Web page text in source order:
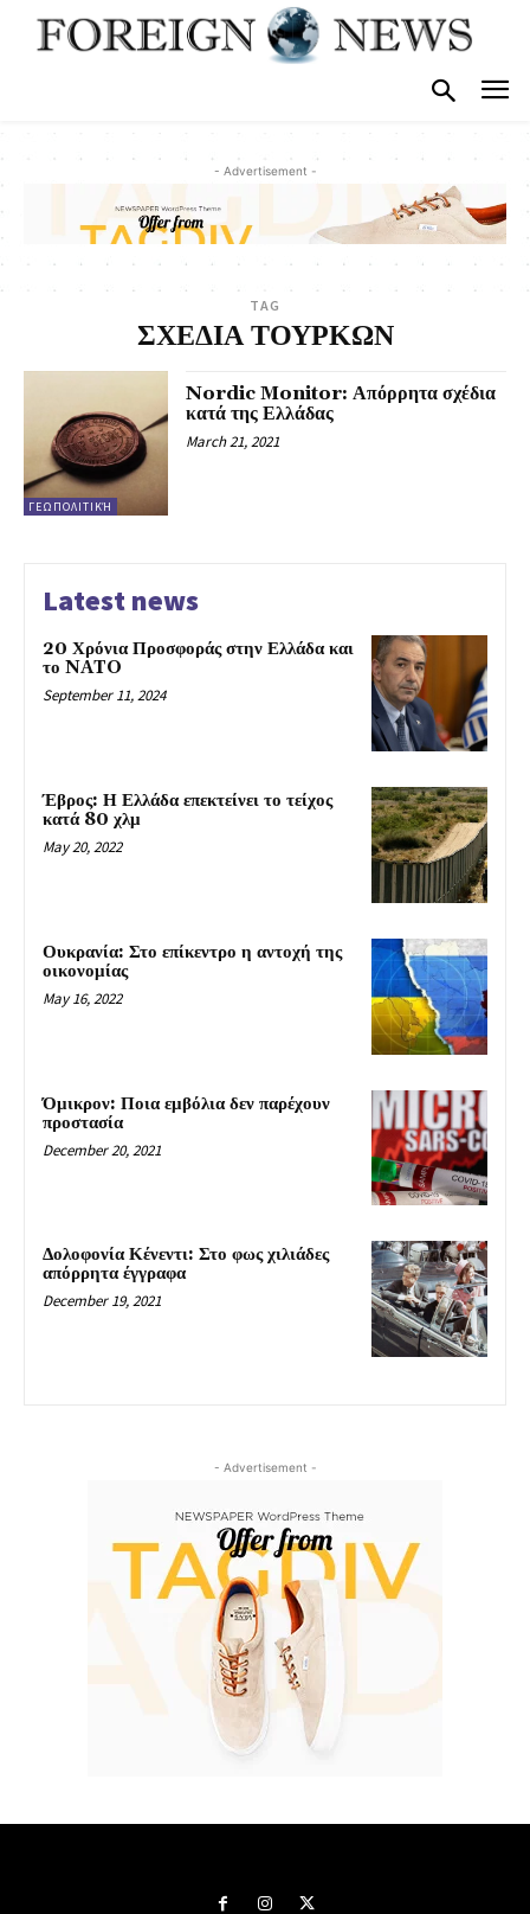
- Advertisement -
TAG
ΣΧΕΔΙΑ ΤΟΥΡΚΩΝ
ΓΕΩΠΟΛΙΤΙΚΉ
Nordic Monitor: Απόρρητα σχέδια
κατά της Ελλάδας
March 21, 2021
Latest news
20 Χρόνια Προσφοράς στην Ελλάδα και
το NATO
September 11, 2024
Έβρος: Η Ελλάδα επεκτείνει το τείχος
κατά 80 χλμ
May 20, 2022
Ουκρανία: Στο επίκεντρο η αντοχή της
οικονομίας
May 16, 2022
Όμικρον: Ποια εμβόλια δεν παρέχουν
προστασία
December 20, 2021
Δολοφονία Κένεντι: Στο φως χιλιάδες
απόρρητα έγγραφα
December 19, 2021
- Advertisement -